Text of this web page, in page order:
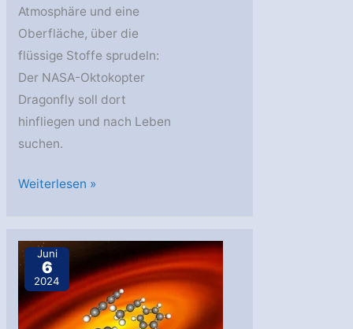
Atmosphäre und eine
Oberfläche, über die
flüssige Stoffe sprudeln:
Der NASA-Oktokopter
Dragonfly soll dort
hinfliegen und nach Leben
suchen.
AstroGeo
Titan
lebt
da
Weiterlesen »
Juni
6
2024